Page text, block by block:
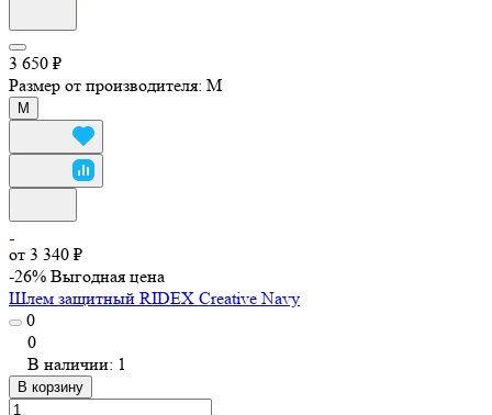
3 650 ₽
Размер от производителя: M
M
от 3 340 ₽
-26% Выгодная цена
Шлем защитный RIDEX Creative Navy
0
0
В наличии: 1
В корзину